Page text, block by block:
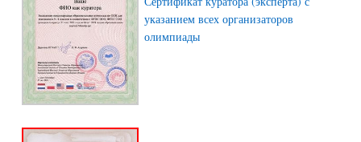
указанием всех организаторов
олимпиады